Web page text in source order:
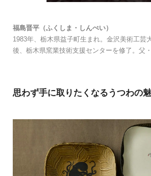
福島晋平（ふくしま・しんぺい）
1983年、栃木県益子町生まれ。金沢美術工芸
後、栃木県窯業技術支援センターを修了。父
思わず手に取りたくなるうつわの